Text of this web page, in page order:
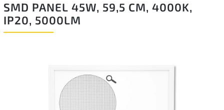
SMD PANEL 45W, 59,5 CM, 4000K,
IP20, 5000LM